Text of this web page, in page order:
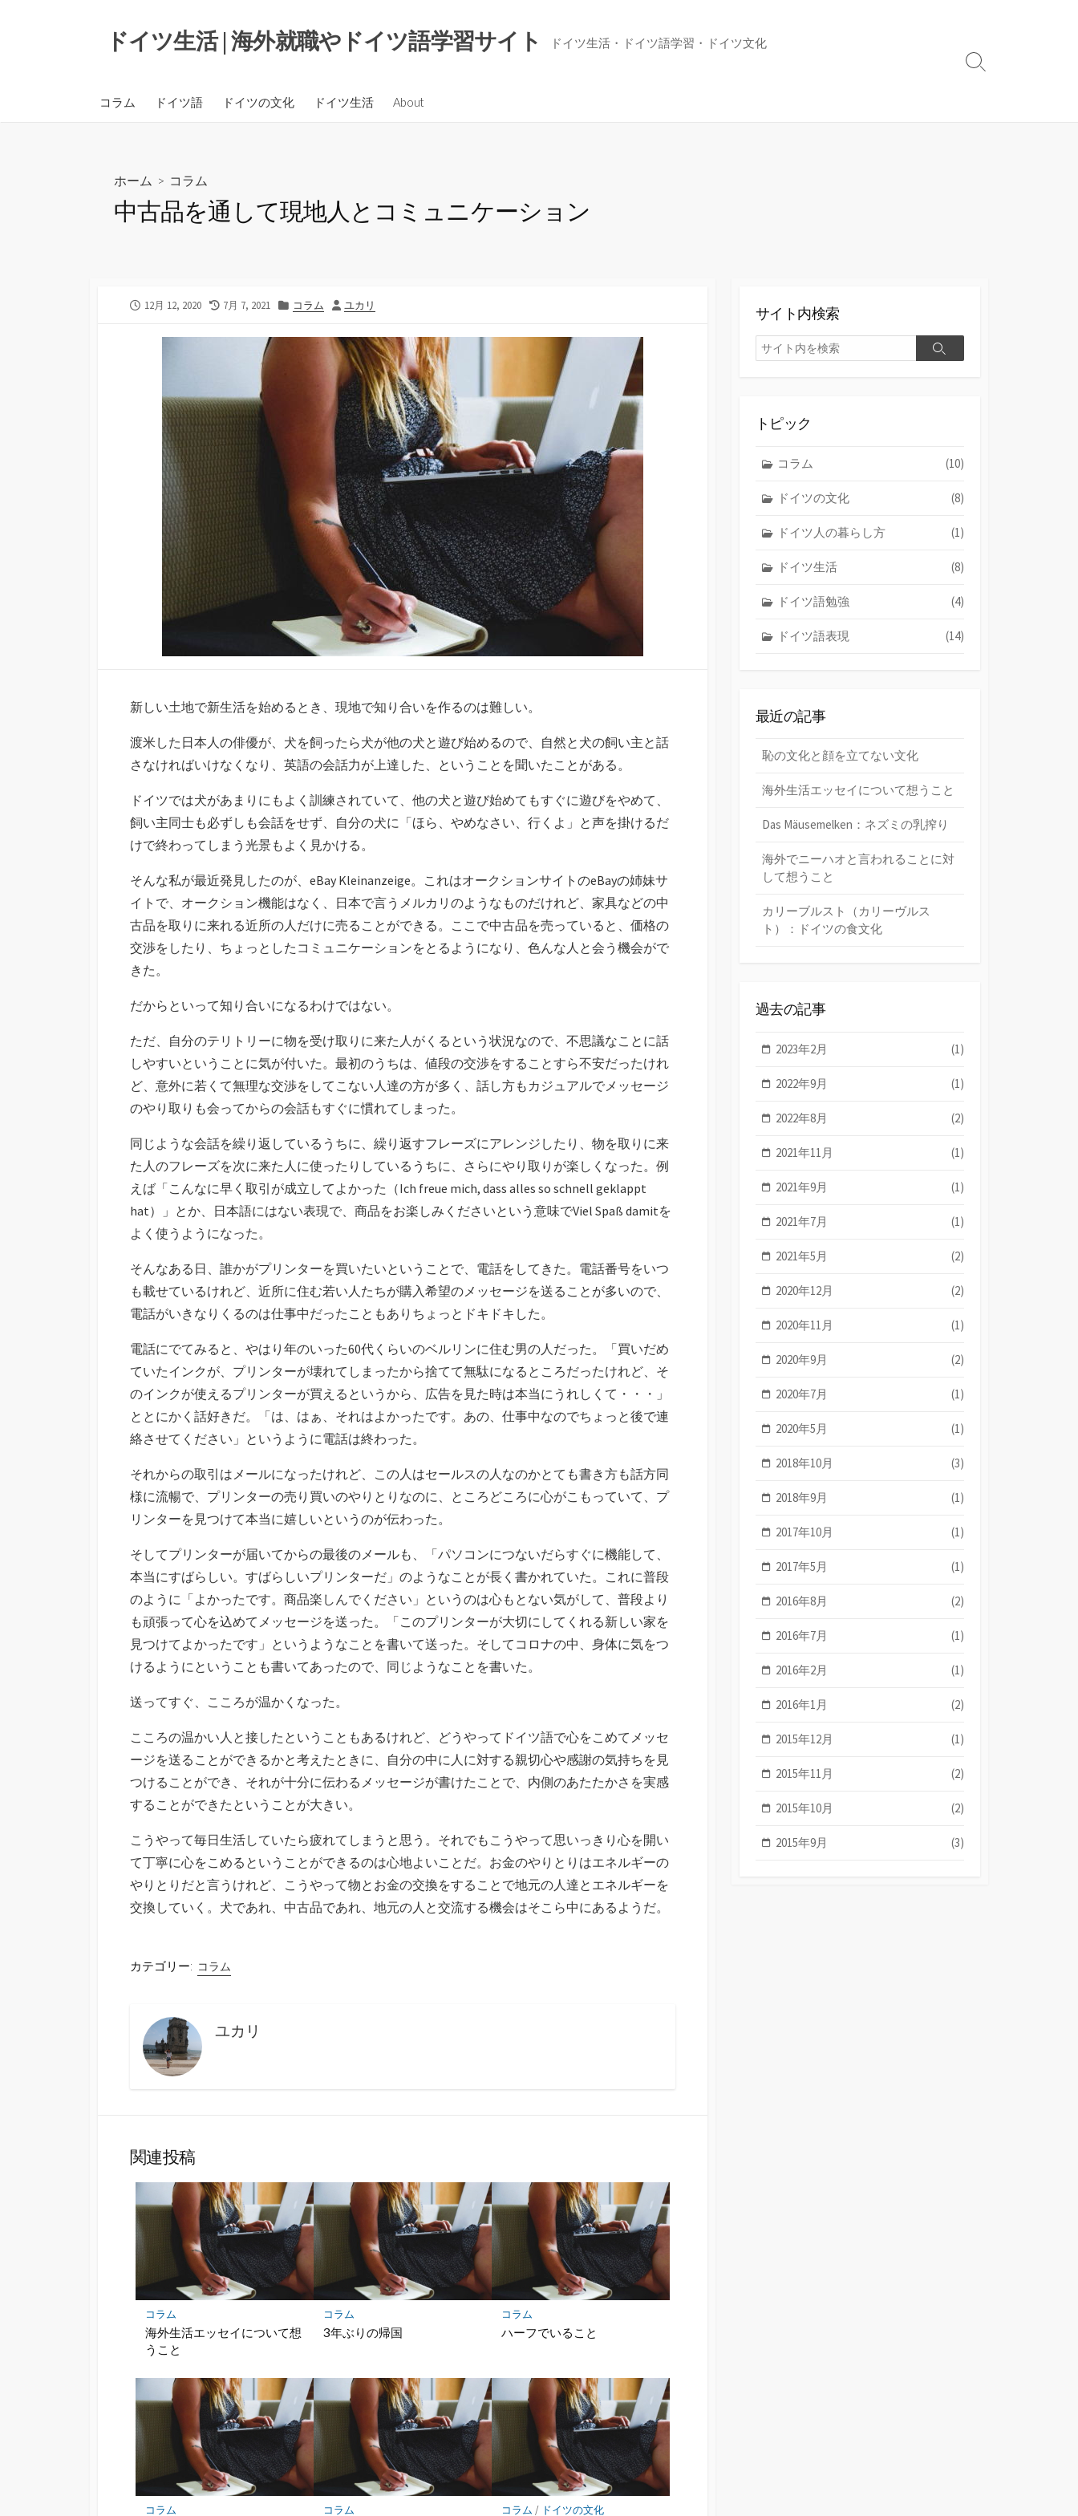
ドイツ生活 | 海外就職やドイツ語学習サイト ドイツ生活・ドイツ語学習・ドイツ文化
コラム ドイツ語 ドイツの文化 ドイツ生活 About
検
ホーム > コラム
中古品を通して現地人とコミュニケーション
公
12月 12, 2020
最
更
7月 7, 2021
カ
ゴ
コラム
投
者
ユカリ
新しい土地で新生活を始めるとき、現地で知り合いを作るのは難しい。
渡米した日本人の俳優が、犬を飼ったら犬が他の犬と遊び始めるので、自然と犬の飼い主と話
さなければいけなくなり、英語の会話力が上達した、ということを聞いたことがある。
ドイツでは犬があまりにもよく訓練されていて、他の犬と遊び始めてもすぐに遊びをやめて、
飼い主同士も必ずしも会話をせず、自分の犬に「ほら、やめなさい、行くよ」と声を掛けるだ
けで終わってしまう光景もよく見かける。
そんな私が最近発見したのが、eBay Kleinanzeige。これはオークションサイトのeBayの姉妹サ
イトで、オークション機能はなく、日本で言うメルカリのようなものだけれど、家具などの中
古品を取りに来れる近所の人だけに売ることができる。ここで中古品を売っていると、価格の
交渉をしたり、ちょっとしたコミュニケーションをとるようになり、色んな人と会う機会がで
きた。
だからといって知り合いになるわけではない。
ただ、自分のテリトリーに物を受け取りに来た人がくるという状況なので、不思議なことに話
しやすいということに気が付いた。最初のうちは、値段の交渉をすることすら不安だったけれ
ど、意外に若くて無理な交渉をしてこない人達の方が多く、話し方もカジュアルでメッセージ
のやり取りも会ってからの会話もすぐに慣れてしまった。
同じような会話を繰り返しているうちに、繰り返すフレーズにアレンジしたり、物を取りに来
た人のフレーズを次に来た人に使ったりしているうちに、さらにやり取りが楽しくなった。例
えば「こんなに早く取引が成立してよかった（Ich freue mich, dass alles so schnell geklappt
hat）」とか、日本語にはない表現で、商品をお楽しみくださいという意味でViel Spaß damitを
よく使うようになった。
そんなある日、誰かがプリンターを買いたいということで、電話をしてきた。電話番号をいつ
も載せているけれど、近所に住む若い人たちが購入希望のメッセージを送ることが多いので、
電話がいきなりくるのは仕事中だったこともありちょっとドキドキした。
電話にでてみると、やはり年のいった60代くらいのベルリンに住む男の人だった。「買いだめ
ていたインクが、プリンターが壊れてしまったから捨てて無駄になるところだったけれど、そ
のインクが使えるプリンターが買えるというから、広告を見た時は本当にうれしくて・・・」
ととにかく話好きだ。「は、はぁ、それはよかったです。あの、仕事中なのでちょっと後で連
絡させてください」というように電話は終わった。
それからの取引はメールになったけれど、この人はセールスの人なのかとても書き方も話方同
様に流暢で、プリンターの売り買いのやりとりなのに、ところどころに心がこもっていて、プ
リンターを見つけて本当に嬉しいというのが伝わった。
そしてプリンターが届いてからの最後のメールも、「パソコンにつないだらすぐに機能して、
本当にすばらしい。すばらしいプリンターだ」のようなことが長く書かれていた。これに普段
のように「よかったです。商品楽しんでください」というのは心もとない気がして、普段より
も頑張って心を込めてメッセージを送った。「このプリンターが大切にしてくれる新しい家を
見つけてよかったです」というようなことを書いて送った。そしてコロナの中、身体に気をつ
けるようにということも書いてあったので、同じようなことを書いた。
送ってすぐ、こころが温かくなった。
こころの温かい人と接したということもあるけれど、どうやってドイツ語で心をこめてメッセ
ージを送ることができるかと考えたときに、自分の中に人に対する親切心や感謝の気持ちを見
つけることができ、それが十分に伝わるメッセージが書けたことで、内側のあたたかさを実感
することができたということが大きい。
こうやって毎日生活していたら疲れてしまうと思う。それでもこうやって思いっきり心を開い
て丁寧に心をこめるということができるのは心地よいことだ。お金のやりとりはエネルギーの
やりとりだと言うけれど、こうやって物とお金の交換をすることで地元の人達とエネルギーを
交換していく。犬であれ、中古品であれ、地元の人と交流する機会はそこら中にあるようだ。
カテゴリー: コラム
ユカリ
関連投稿
コラム
海外生活エッセイについて想
うこと
コラム
3年ぶりの帰国
コラム
ハーフでいること
コラム コラム コラム / ドイツの文化
サイト内検索
検
索
検
トピック
コラム (10)
ドイツの文化 (8)
ドイツ人の暮らし方 (1)
ドイツ生活 (8)
ドイツ語勉強 (4)
ドイツ語表現 (14)
最近の記事
恥の文化と顔を立てない文化
海外生活エッセイについて想うこと
Das Mäusemelken：ネズミの乳搾り
海外でニーハオと言われることに対
して想うこと
カリーブルスト（カリーヴルス
ト）：ドイツの食文化
過去の記事
2023年2月 (1)
2022年9月 (1)
2022年8月 (2)
2021年11月 (1)
2021年9月 (1)
2021年7月 (1)
2021年5月 (2)
2020年12月 (2)
2020年11月 (1)
2020年9月 (2)
2020年7月 (1)
2020年5月 (1)
2018年10月 (3)
2018年9月 (1)
2017年10月 (1)
2017年5月 (1)
2016年8月 (2)
2016年7月 (1)
2016年2月 (1)
2016年1月 (2)
2015年12月 (1)
2015年11月 (2)
2015年10月 (2)
2015年9月 (3)